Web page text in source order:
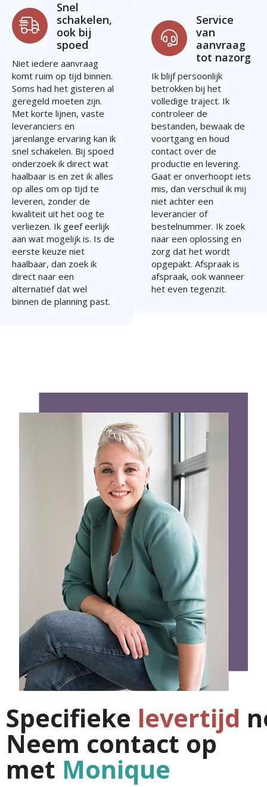
Snel
schakelen,
ook bij
spoed
Niet iedere aanvraag
komt ruim op tijd binnen.
Soms had het gisteren al
geregeld moeten zijn.
Met korte lijnen, vaste
leveranciers en
jarenlange ervaring kan ik
snel schakelen. Bij spoed
onderzoek ik direct wat
haalbaar is en zet ik alles
op alles om op tijd te
leveren, zonder de
kwaliteit uit het oog te
verliezen. Ik geef eerlijk
aan wat mogelijk is. Is de
eerste keuze niet
haalbaar, dan zoek ik
direct naar een
alternatief dat wel
binnen de planning past.
Service
van
aanvraag
tot nazorg
Ik blijf persoonlijk
betrokken bij het
volledige traject. Ik
controleer de
bestanden, bewaak de
voortgang en houd
contact over de
productie en levering.
Gaat er onverhoopt iets
mis, dan verschuil ik mij
niet achter een
leverancier of
bestelnummer. Ik zoek
naar een oplossing en
zorg dat het wordt
opgepakt. Afspraak is
afspraak, ook wanneer
het even tegenzit.
Specifieke levertijd
Neem contact op
met Monique